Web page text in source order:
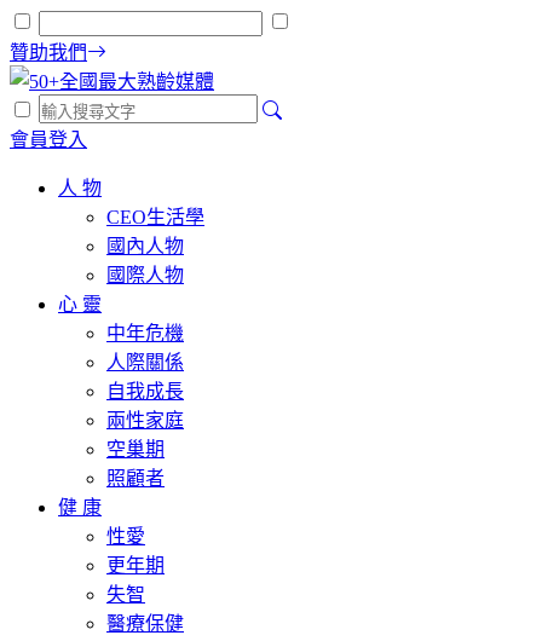
贊助我們
會員登入
人 物
CEO生活學
國內人物
國際人物
心 靈
中年危機
人際關係
自我成長
兩性家庭
空巢期
照顧者
健 康
性愛
更年期
失智
醫療保健